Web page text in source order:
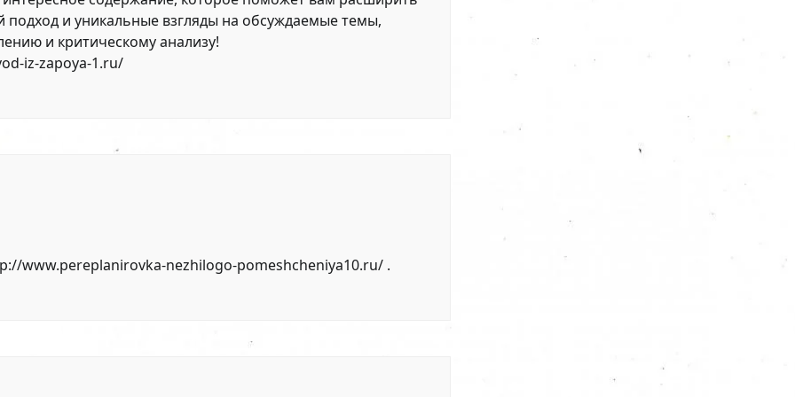
и уникальные взгляды на обсуждаемые темы,
и критическому анализу!
iz-zapoya-1.ru/
www.pereplanirovka-nezhilogo-pomeshcheniya10.ru/ .